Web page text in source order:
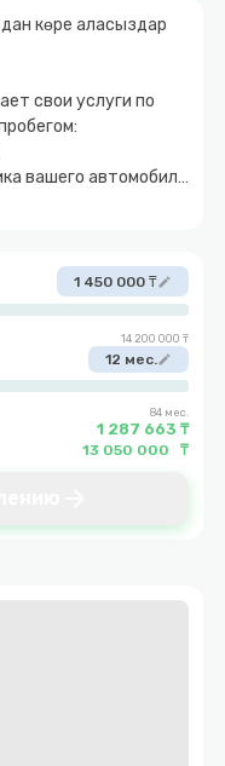
көре аласыздар
свои услуги по
вашего автомобиля
с
стороны
1 450 000 ₸edit
14 200 000 ₸
12 мес.edit
84 мес.
1 287 663 ₸
13 050 000 ₸